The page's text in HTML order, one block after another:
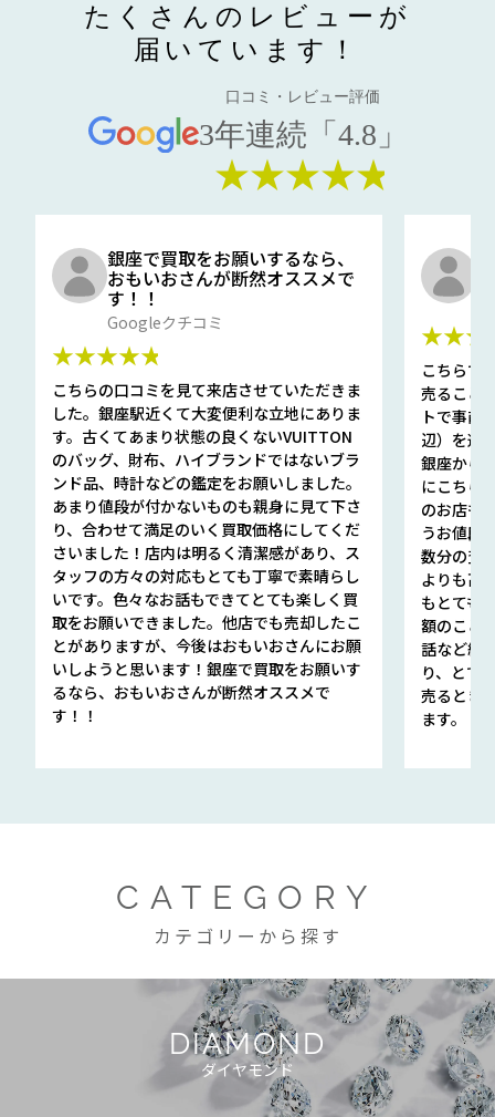
たくさんのレビューが
届いています！
口コミ・レビュー評価
3年連続「4.8」
★★★★★
銀座で買取をお願いするなら、
おもいおさんが断然オススメで
す！！
Googleクチコミ
★★★★★
こちらの口コミを見て来店させていただきま
した。銀座駅近くて大変便利な立地にありま
す。古くてあまり状態の良くないVUITTON
のバッグ、財布、ハイブランドではないブラ
ンド品、時計などの鑑定をお願いしました。
あまり値段が付かないものも親身に見て下さ
り、合わせて満足のいく買取価格にしてくだ
さいました！店内は明るく清潔感があり、ス
タッフの方々の対応もとても丁寧で素晴らし
いです。色々なお話もできてとても楽しく買
取をお願いできました。他店でも売却したこ
とがありますが、今後はおもいおさんにお願
いしようと思います！銀座で買取をお願いす
るなら、おもいおさんが断然オススメで
す！！
こちらで
売ること
トで事前
辺）を選
銀座から
にこちら
のお店も
うお値段
数分の査
よりも高
もとても
額のこと
話など細
り、とて
売るとき
ます。
CATEGORY
カテゴリーから探す
DIAMOND
ダイヤモンド